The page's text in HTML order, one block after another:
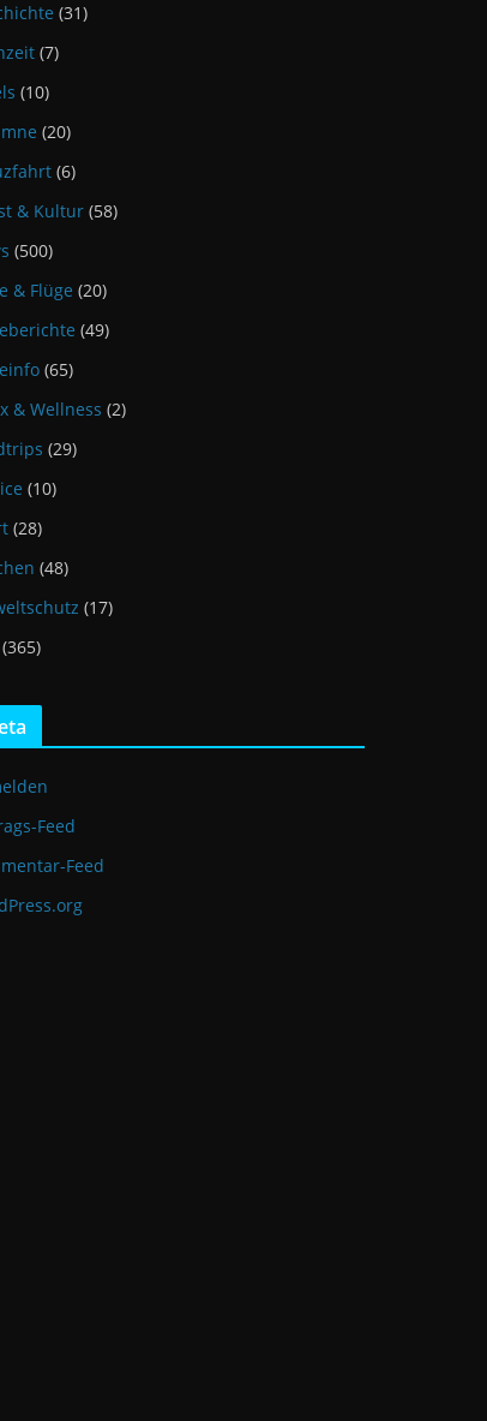
(31)
(7)
(10)
(20)
(6)
& Kultur (58)
(500)
& Flüge (20)
(49)
(65)
& Wellness (2)
(29)
(10)
(28)
(48)
(17)
(365)
Feed
Feed